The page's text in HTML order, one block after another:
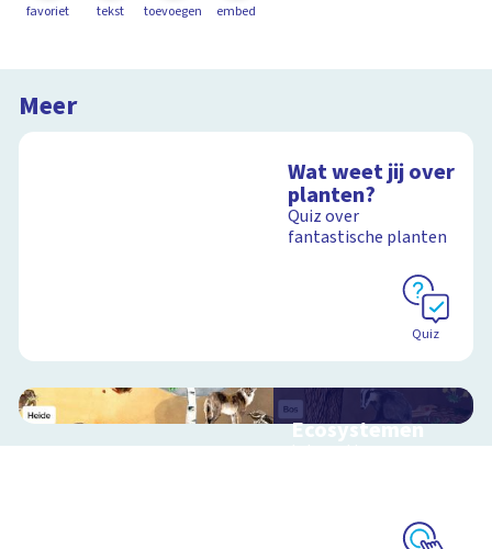
favoriet tekst toevoegen embed
Meer
Wat weet jij over
planten?
Quiz over
fantastische planten
Quiz
Ecosystemen
Interactieve